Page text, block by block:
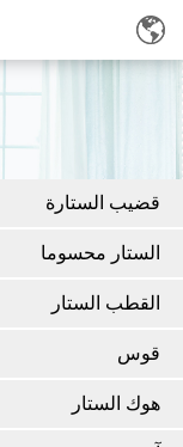
قضيب الستارة
الستار محسوما
القطب الستار
قوس
هوك الستار